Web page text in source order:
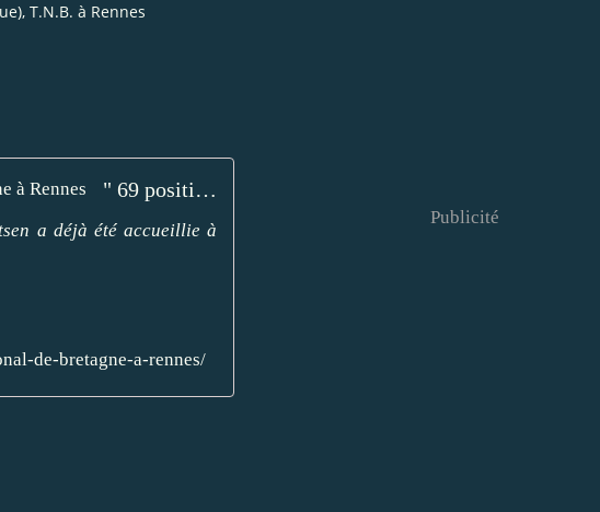
T.N.B. à Rennes
" 69 positions " et " Evaporated Landscapes ", de Mette Ingvartsen, Théâtre national de Bretagne à Rennes
a déjà été accueillie à
de-bretagne-a-rennes/
Publicité